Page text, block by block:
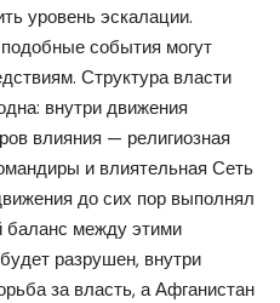
уровень эскалации.
события могут
Структура власти
внутри движения
влияния — религиозная
и влиятельная Сеть
до сих пор выполнял
между этими
разрушен, внутри
за власть, а Афганистан